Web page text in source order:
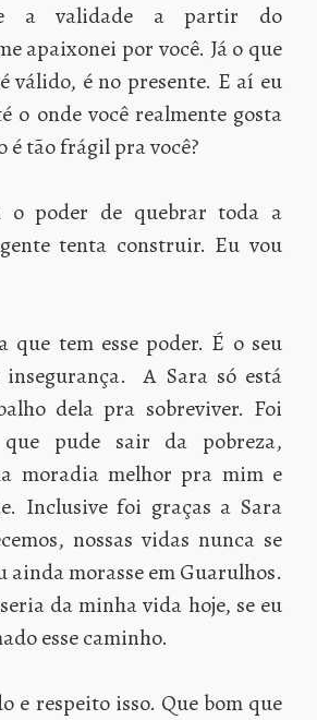
a validade a partir do
apaixonei por você. Já o que
válido, é no presente. E aí eu
o onde você realmente gosta
é tão frágil pra você?
o poder de quebrar toda a
tenta construir. Eu vou
que tem esse poder. É o seu
A Sara só está
dela pra sobreviver. Foi
pude sair da pobreza,
moradia melhor pra mim e
Inclusive foi graças a Sara
nossas vidas nunca se
ainda morasse em Guarulhos.
da minha vida hoje, se eu
esse caminho.
e respeito isso. Que bom que